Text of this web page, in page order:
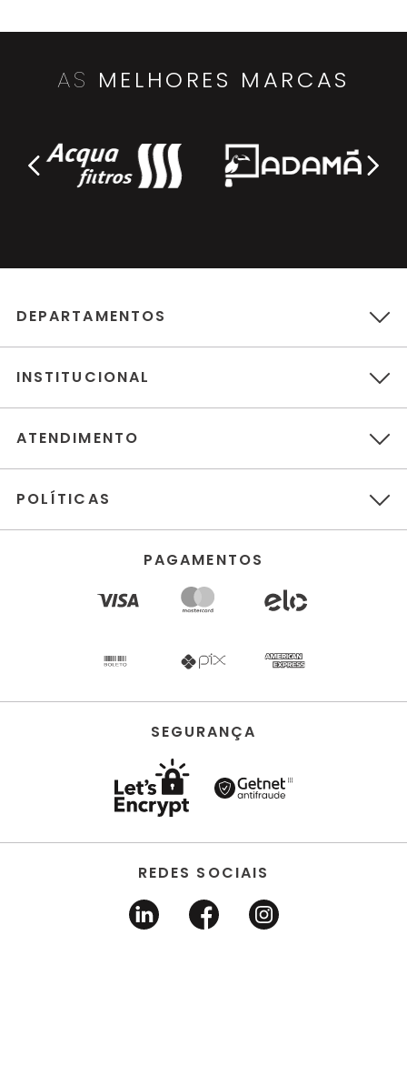
AS MELHORES MARCAS
DEPARTAMENTOS
INSTITUCIONAL
ATENDIMENTO
POLÍTICAS
PAGAMENTOS
SEGURANÇA
REDES SOCIAIS